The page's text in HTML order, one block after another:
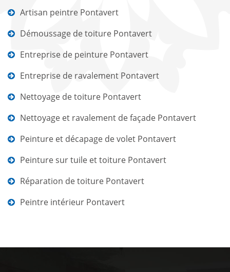
Artisan peintre Pontavert
Démoussage de toiture Pontavert
Entreprise de peinture Pontavert
Entreprise de ravalement Pontavert
Nettoyage de toiture Pontavert
Nettoyage et ravalement de façade Pontavert
Peinture et décapage de volet Pontavert
Peinture sur tuile et toiture Pontavert
Réparation de toiture Pontavert
Peintre intérieur Pontavert